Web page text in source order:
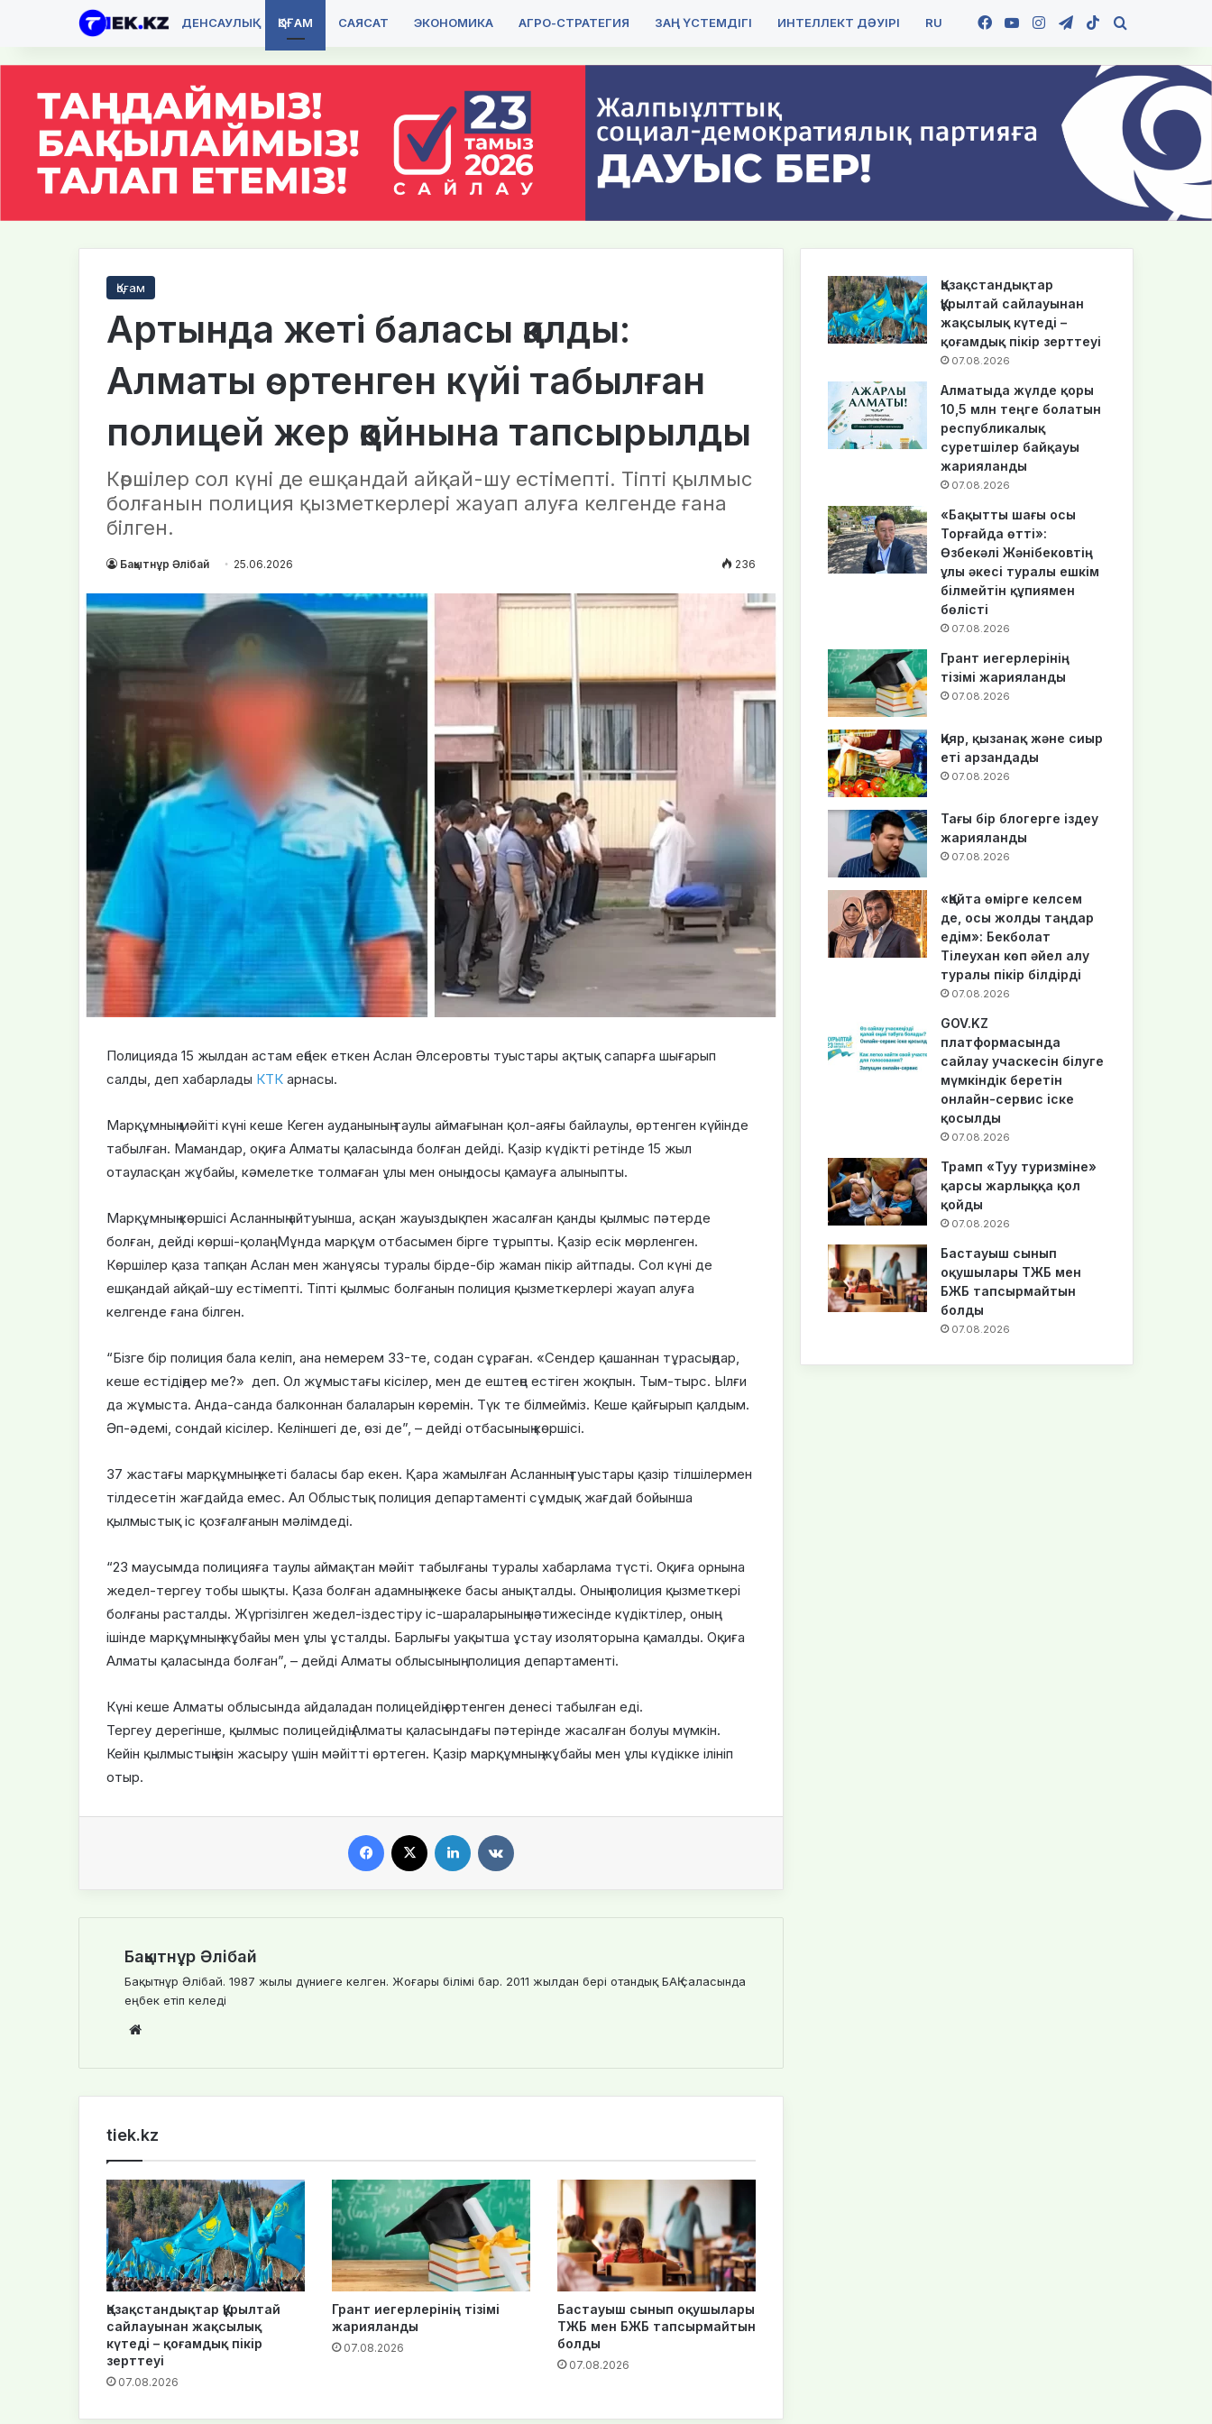
ДЕНСАУЛЫҚ ҚОҒАМ САЯСАТ ЭКОНОМИКА АГРО-СТРАТЕГИЯ ЗАҢ ҮСТЕМДІГІ ИНТЕЛЛЕКТ ДӘУІРІ RU Facebook
YouTubeInstagramTelegram
TikTok
Қоғам
Артында жеті баласы қалды:
Алматы өртенген күйі табылған
полицей жер қойнына тапсырылды
Көршілер сол күні де ешқандай айқай-шу естімепті. Тіпті қылмыс
болғанын полиция қызметкерлері жауап алуға келгенде ғана
білген.
Бақытнұр Әлібай 25.06.2026 236
Полицияда 15 жылдан астам еңбек еткен Аслан Әлсеровты туыстары ақтық сапарға шығарып
салды, деп хабарлады КТК арнасы.
Марқұмның мәйіті күні кеше Кеген ауданының таулы аймағынан қол-аяғы байлаулы, өртенген күйінде
табылған. Мамандар, оқиға Алматы қаласында болған дейді. Қазір күдікті ретінде 15 жыл
отауласқан жұбайы, кәмелетке толмаған ұлы мен оның досы қамауға алыныпты.
Марқұмның көршісі Асланның айтуынша, асқан жауыздықпен жасалған қанды қылмыс пәтерде
болған, дейді көрші-қолаң. Мұнда марқұм отбасымен бірге тұрыпты. Қазір есік мөрленген.
Көршілер қаза тапқан Аслан мен жанұясы туралы бірде-бір жаман пікір айтпады. Сол күні де
ешқандай айқай-шу естімепті. Тіпті қылмыс болғанын полиция қызметкерлері жауап алуға
келгенде ғана білген.
“Бізге бір полиция бала келіп, ана немерем 33-те, содан сұраған. «Сендер қашаннан тұрасыңдар,
кеше естідіңдер ме?» деп. Ол жұмыстағы кісілер, мен де ештеңе естіген жоқпын. Тым-тырс. Ылғи
да жұмыста. Анда-санда балконнан балаларын көремін. Түк те білмейміз. Кеше қайғырып қалдым.
Әп-әдемі, сондай кісілер. Келіншегі де, өзі де”, – дейді отбасының көршісі.
37 жастағы марқұмның жеті баласы бар екен. Қара жамылған Асланның туыстары қазір тілшілермен
тілдесетін жағдайда емес. Ал Облыстық полиция департаменті сұмдық жағдай бойынша
қылмыстық іс қозғалғанын мәлімдеді.
“23 маусымда полицияға таулы аймақтан мәйіт табылғаны туралы хабарлама түсті. Оқиға орнына
жедел-тергеу тобы шықты. Қаза болған адамның жеке басы анықталды. Оның полиция қызметкері
болғаны расталды. Жүргізілген жедел-іздестіру іс-шараларының нәтижесінде күдіктілер, оның
ішінде марқұмның жұбайы мен ұлы ұсталды. Барлығы уақытша ұстау изоляторына қамалды. Оқиға
Алматы қаласында болған”, – дейді Алматы облысының полиция департаменті.
Күні кеше Алматы облысында айдаладан полицейдің өртенген денесі табылған еді.
Тергеу дерегінше, қылмыс полицейдің Алматы қаласындағы пәтерінде жасалған болуы мүмкін.
Кейін қылмыстың ізін жасыру үшін мәйітті өртеген. Қазір марқұмның жұбайы мен ұлы күдікке ілініп
отыр.
Бақытнұр Әлібай
Бақытнұр Әлібай. 1987 жылы дүниеге келген. Жоғары білімі бар. 2011 жылдан бері отандық БАҚ саласында
еңбек етіп келеді
te
tiek.kz
Қазақстандықтар Құрылтай
сайлауынан жақсылық
күтеді – қоғамдық пікір
зерттеуі
07.08.2026
Грант иегерлерінің тізімі
жарияланды
07.08.2026
Бастауыш сынып оқушылары
ТЖБ мен БЖБ тапсырмайтын
болды
07.08.2026
Қазақстандықтар
Құрылтай сайлауынан
жақсылық күтеді –
қоғамдық пікір зерттеуі
07.08.2026
Алматыда жүлде қоры
10,5 млн теңге болатын
республикалық
суретшілер байқауы
жарияланды
07.08.2026
«Бақытты шағы осы
Торғайда өтті»:
Өзбекәлі Жәнібековтің
ұлы әкесі туралы ешкім
білмейтін құпиямен
бөлісті
07.08.2026
Грант иегерлерінің
тізімі жарияланды
07.08.2026
Қияр, қызанақ және сиыр
еті арзандады
07.08.2026
Тағы бір блогерге іздеу
жарияланды
07.08.2026
«Қайта өмірге келсем
де, осы жолды таңдар
едім»: Бекболат
Тілеухан көп әйел алу
туралы пікір білдірді
07.08.2026
GOV.KZ
платформасында
сайлау учаскесін білуге
мүмкіндік беретін
онлайн-сервис іске
қосылды
07.08.2026
Трамп «Туу туризміне»
қарсы жарлыққа қол
қойды
07.08.2026
Бастауыш сынып
оқушылары ТЖБ мен
БЖБ тапсырмайтын
болды
07.08.2026